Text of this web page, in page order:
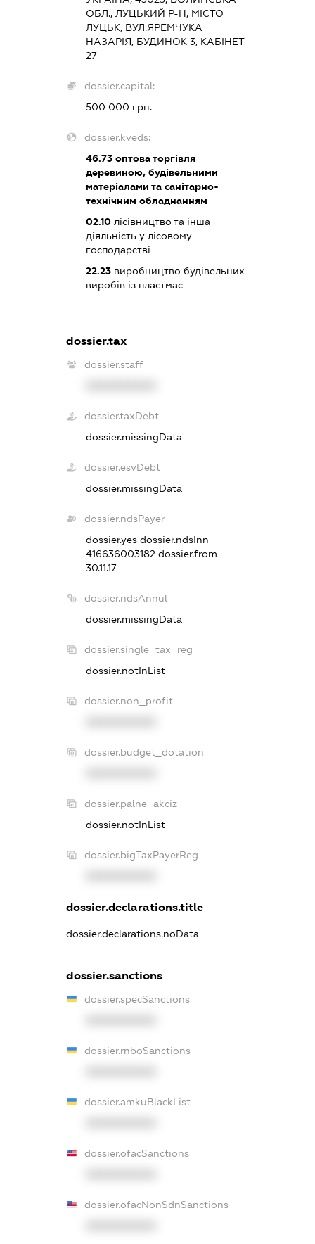
ОБЛ., ЛУЦЬКИЙ Р-Н, МІСТО
ЛУЦЬК, ВУЛ.ЯРЕМЧУКА
НАЗАРІЯ, БУДИНОК 3, КАБІНЕТ
27
dossier.capital:
500 000 грн.
dossier.kveds:
46.73 оптова торгівля
деревиною, будівельними
матеріалами та санітарно-
технічним обладнанням
02.10 лісівництво та інша
діяльність у лісовому
господарстві
22.23 виробництво будівельних
виробів із пластмас
dossier.tax
dossier.staff
dossier.taxDebt
dossier.missingData
dossier.esvDebt
dossier.missingData
dossier.ndsPayer
dossier.yesdossier.ndsInn
416636003182dossier.from
30.11.17
dossier.ndsAnnul
dossier.missingData
dossier.single_tax_reg
dossier.notInList
dossier.non_profit
dossier.budget_dotation
dossier.palne_akciz
dossier.notInList
dossier.bigTaxPayerReg
dossier.declarations.title
dossier.declarations.noData
dossier.sanctions
dossier.specSanctions
dossier.rnboSanctions
dossier.amkuBlackList
dossier.ofacSanctions
dossier.ofacNonSdnSanctions